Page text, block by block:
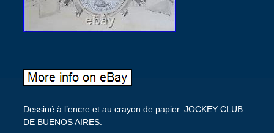
Dessiné à l’encre et au crayon de papier. JOCKEY CLUB
DE BUENOS AIRES.